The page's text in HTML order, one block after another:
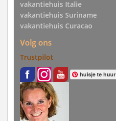
vakantiehuis Italie
vakantiehuis Suriname
vakantiehuis Curacao
Volg ons
Trustpilot
huisje te huur